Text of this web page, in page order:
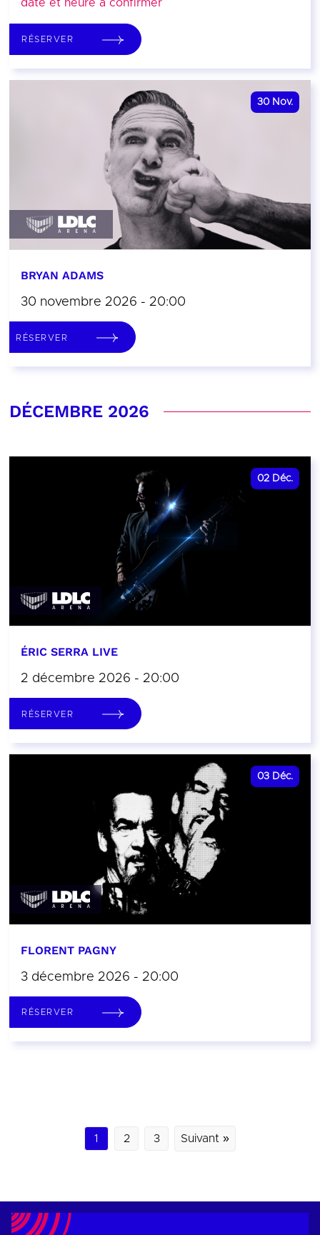
date et heure à confirmer
RÉSERVER
30 Nov.
BRYAN ADAMS
30 novembre 2026 - 20:00
RÉSERVER
DÉCEMBRE 2026
02 Déc.
ÉRIC SERRA LIVE
2 décembre 2026 - 20:00
RÉSERVER
03 Déc.
FLORENT PAGNY
3 décembre 2026 - 20:00
RÉSERVER
1 2 3 Suivant »